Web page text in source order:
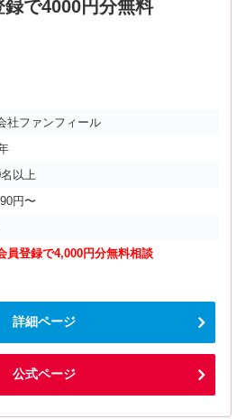
録で4000円分無料
社ファンフィール
以上
円〜
員登録で4,000円分無料相談
詳細ページ
公式ページ